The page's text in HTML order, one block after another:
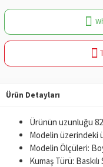
Ürün Detayları
Ürünün uzunluğu
Modelin üzerindeki
Modelin Ölçüleri:
Kumaş Türü: